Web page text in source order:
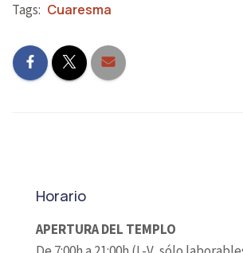
Tags: Cuaresma
Horario
APERTURA DEL TEMPLO